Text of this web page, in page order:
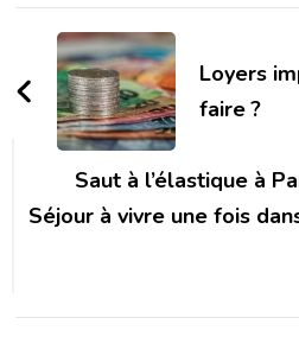
Navigation
d'article
Loyers
faire ?
Saut à l’élastique à
Séjour à vivre une fois